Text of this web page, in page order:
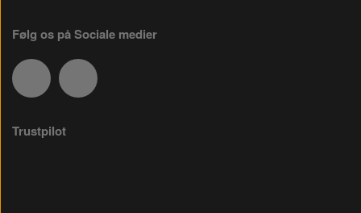
Følg os på Sociale medier
Trustpilot